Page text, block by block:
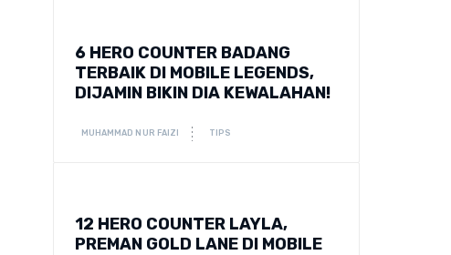
6 HERO COUNTER BADANG
TERBAIK DI MOBILE LEGENDS,
DIJAMIN BIKIN DIA KEWALAHAN!
MUHAMMAD NUR FAIZI TIPS
12 HERO COUNTER LAYLA,
PREMAN GOLD LANE DI MOBILE